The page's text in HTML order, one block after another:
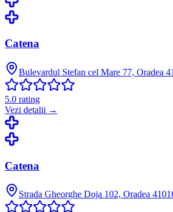
Catena
Bulevardul Stefan cel Mare 77, Oradea
5.0 rating
Vezi detalii →
Catena
Strada Gheorghe Doja 102, Oradea